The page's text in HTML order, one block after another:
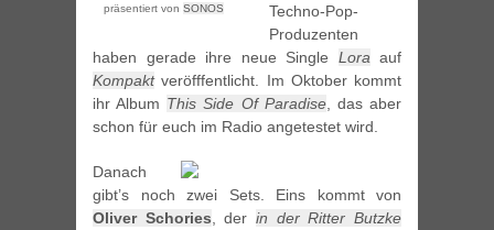
präsentiert von SONOS
Techno-Pop-
Produzenten
haben gerade ihre neue Single Loraauf
Kompaktveröfffentlicht. Im Oktober kommt
ihr Album This Side Of Paradise, das aber
schon für euch im Radio angetestet wird.
Danach
gibt’s noch zwei Sets. Eins kommt von
Oliver Schories, derin der Ritter Butzke